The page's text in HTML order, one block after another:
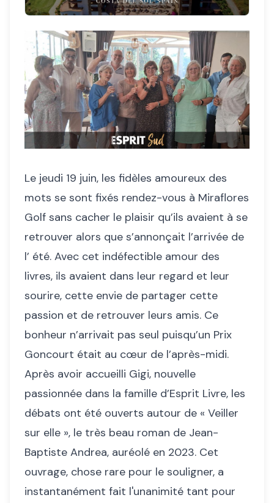
Le jeudi 19 juin, les fidèles amoureux des
mots se sont fixés rendez-vous à Miraflores
Golf sans cacher le plaisir qu’ils avaient à se
retrouver alors que s’annonçait l’arrivée de
l’ été. Avec cet indéfectible amour des
livres, ils avaient dans leur regard et leur
sourire, cette envie de partager cette
passion et de retrouver leurs amis. Ce
bonheur n’arrivait pas seul puisqu’un Prix
Goncourt était au cœur de l’après-midi.
Après avoir accueilli Gigi, nouvelle
passionnée dans la famille d’Esprit Livre, les
débats ont été ouverts autour de « Veiller
sur elle », le très beau roman de Jean-
Baptiste Andrea, auréolé en 2023. Cet
ouvrage, chose rare pour le souligner, a
instantanément fait l'unanimité tant pour